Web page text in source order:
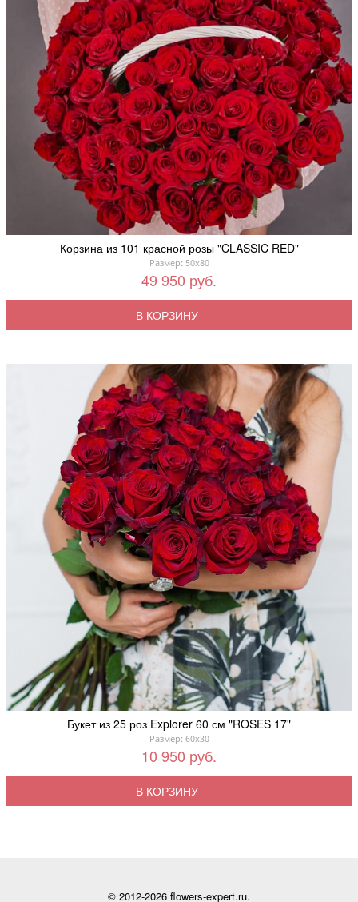
Корзина из 101 красной розы "CLASSIC RED"
Размер: 50x80
49 950 руб.
В КОРЗИНУ
Букет из 25 роз Explorer 60 см "ROSES 17"
Размер: 60x30
10 950 руб.
В КОРЗИНУ
© 2012-2026 flowers-expert.ru.